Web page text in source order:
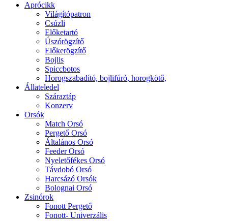
Aprócikk
Világítópatron
Csúzli
Előketartó
Úszórögzítő
Előkerögzítő
Bojlis
Spiccbotos
Horogszabadító, bojlifúró, horogkötő,
Állateledel
Száraztáp
Konzerv
Orsók
Match Orsó
Pergető Orsó
Általános Orsó
Feeder Orsó
Nyeletőfékes Orsó
Távdobó Orsó
Harcsázó Orsók
Bolognai Orsó
Zsinórok
Fonott Pergető
Fonott- Univerzális